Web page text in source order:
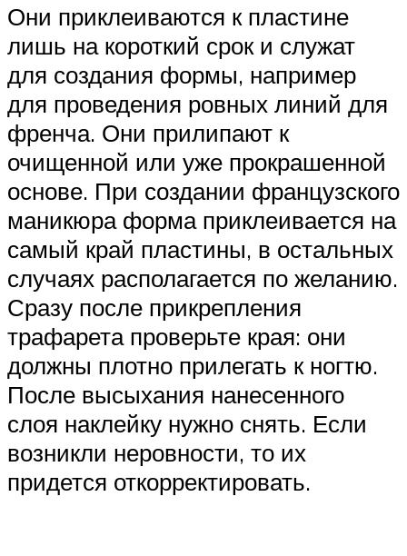
Они приклеиваются к пластине
лишь на короткий срок и служат
для создания формы, например
для проведения ровных линий для
френча. Они прилипают к
очищенной или уже прокрашенной
основе. При создании французского
маникюра форма приклеивается на
самый край пластины, в остальных
случаях располагается по желанию.
Сразу после прикрепления
трафарета проверьте края: они
должны плотно прилегать к ногтю.
После высыхания нанесенного
слоя наклейку нужно снять. Если
возникли неровности, то их
придется откорректировать.